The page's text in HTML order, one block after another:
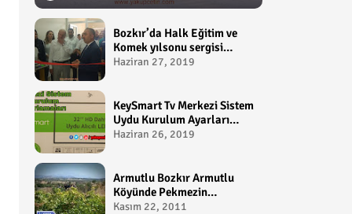
Bozkır’da Halk Eğitim ve
Komek yılsonu sergisi
gerçekleştirildi-
Haziran 27, 2019
KeySmart Tv Merkezi Sistem
Uydu Kurulum Ayarları
Video anlatım -
Haziran 26, 2019
Armutlu Bozkır Armutlu
Köyünde Pekmezin
Hikayesi:Gezen Bilir Kontv
Kasım 22, 2011